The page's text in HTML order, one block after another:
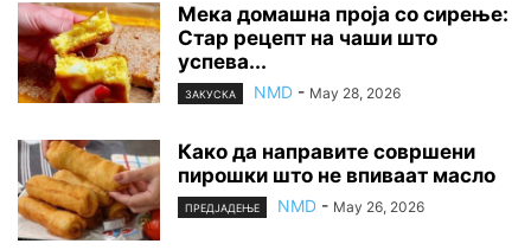
Мека домашна проја со сирење:
Стар рецепт на чаши што
успева...
ЗАКУСКА NMD - May 28, 2026
Како да направите совршени
пирошки што не впиваат масло
ПРЕДЈАДЕЊЕ NMD - May 26, 2026